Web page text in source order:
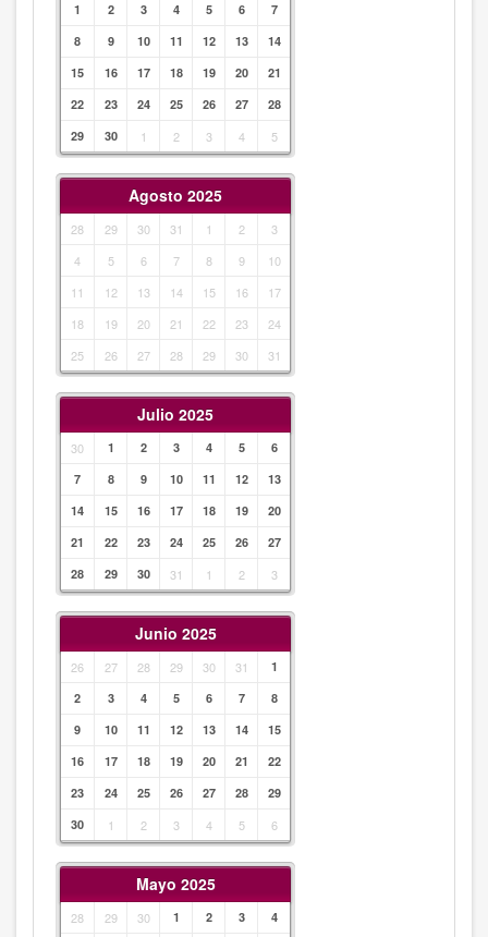
1 2 3 4 5 6
7
8
9 10 11 12 13
14
15
16 17 18 19 20
21
22
23 24 25 26 27
28
29
30 1 2 3 4 5
Agosto 2025
28 29 30 31 1 2
3
4
5 6 7 8 9
10
11
12 13 14 15 16
17
18
19 20 21 22 23
24
25
26 27 28 29 30 31
Julio 2025
30 1 2 3 4 5
6
7
8 9 10 11 12
13
14
15 16 17 18 19
20
21
22 23 24 25 26
27
28
29 30 31 1 2 3
Junio 2025
26 27 28 29 30 31
1
2
3 4 5 6 7
8
9
10 11 12 13 14
15
16
17 18 19 20 21
22
23
24 25 26 27 28
29
30
1 2 3 4 5 6
Mayo 2025
28 29 30 1 2 3 4